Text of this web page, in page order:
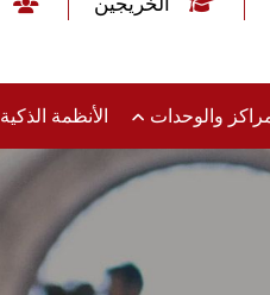
والوحدات الأنظمة الذكية